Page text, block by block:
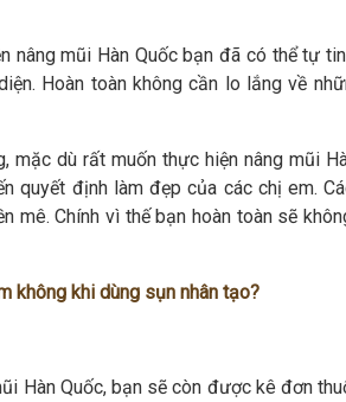
nâng mũi Hàn Quốc bạn đã có thể tự
Hoàn toàn không cần lo lắng về
mặc dù rất muốn thực hiện nâng mũi
quyết định làm đẹp của các chị em.
mê. Chính vì thế bạn hoàn toàn sẽ
không khi dùng sụn nhân tạo?
Hàn Quốc, bạn sẽ còn được kê đơn